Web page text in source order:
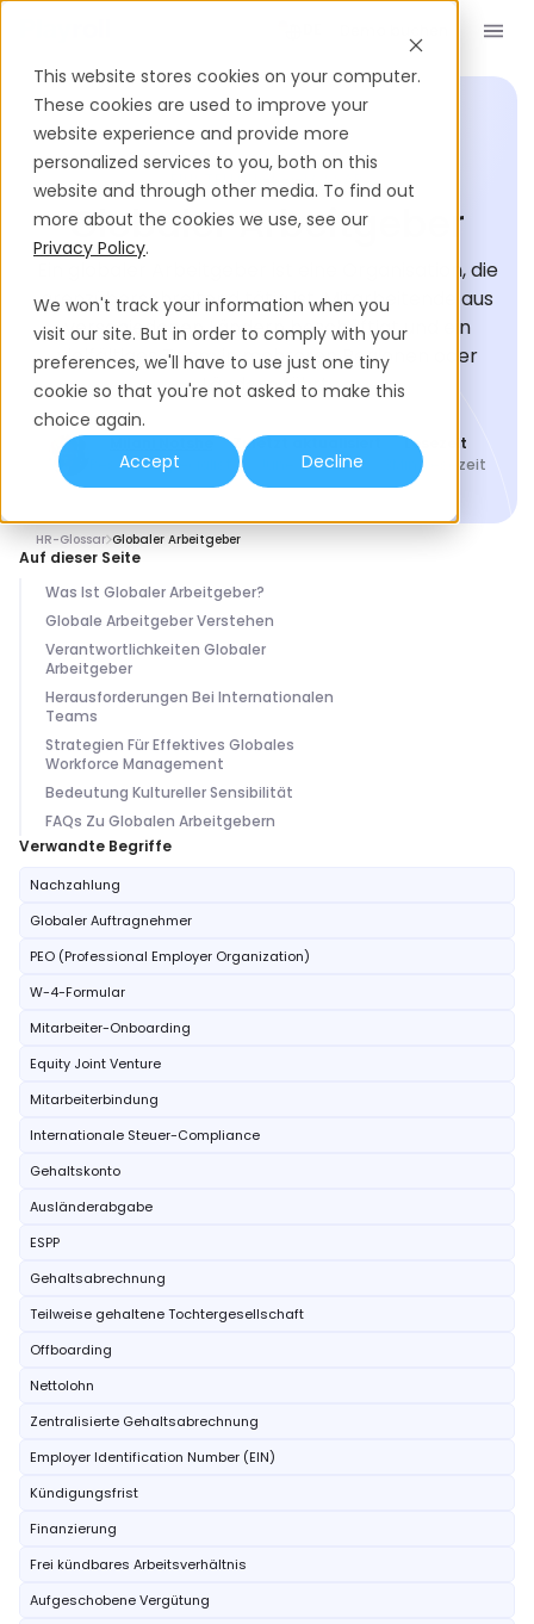
This website stores cookies on your computer.
These cookies are used to improve your
website experience and provide more
personalized services to you, both on this
website and through other media. To find out
more about the cookies we use, see our
Privacy Policy.
We won't track your information when you
visit our site. But in order to comply with your
preferences, we'll have to use just one tiny
cookie so that you're not asked to make this
choice again.
Accept
Decline
EINSTELLUNGS-GLOSSAR
Globaler Arbeitgeber
Ein globaler Arbeitgeber ist eine Organisation, die
grenzüberschreitend tätig ist, Mitarbeitende aus
verschiedenen Ländern beschäftigt und ein
vielfältiges Team in mehreren Regionen oder
Ländern führt.
Research Specialist
Zuletzt aktualisiert
June 17, 2026
Lesezeit
Min. Lesezeit
HR-Glossar Globaler Arbeitgeber
Auf dieser Seite
Was Ist Globaler Arbeitgeber?
Globale Arbeitgeber Verstehen
Verantwortlichkeiten Globaler
Arbeitgeber
Herausforderungen Bei Internationalen
Teams
Strategien Für Effektives Globales
Workforce Management
Bedeutung Kultureller Sensibilität
FAQs Zu Globalen Arbeitgebern
Verwandte Begriffe
Nachzahlung
Globaler Auftragnehmer
PEO (Professional Employer Organization)
W-4-Formular
Mitarbeiter-Onboarding
Equity Joint Venture
Mitarbeiterbindung
Internationale Steuer-Compliance
Gehaltskonto
Ausländerabgabe
ESPP
Gehaltsabrechnung
Teilweise gehaltene Tochtergesellschaft
Offboarding
Nettolohn
Zentralisierte Gehaltsabrechnung
Employer Identification Number (EIN)
Kündigungsfrist
Finanzierung
Frei kündbares Arbeitsverhältnis
Aufgeschobene Vergütung